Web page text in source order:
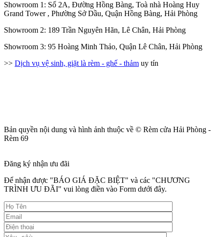
Showroom 1: Số 2A, Đường Hồng Bàng, Toà nhà Hoàng Huy
Grand Tower , Phường Sở Dầu, Quận Hồng Bàng, Hải Phòng
Showroom 2: 189 Trần Nguyên Hãn, Lê Chân, Hải Phòng
Showroom 3: 95 Hoàng Minh Thảo, Quận Lê Chân, Hải Phòng
>> Dịch vụ vệ sinh, giặt là rèm - ghế - thảm uy tín
Bản quyền nội dung và hình ảnh thuộc về © Rèm cửa Hải Phòng -
Rèm 69
Đăng ký nhận ưu đãi
Để nhận được "BÁO GIÁ ĐẶC BIỆT" và các "CHƯƠNG
TRÌNH ƯU ĐÃI" vui lòng điền vào Form dưới đây.